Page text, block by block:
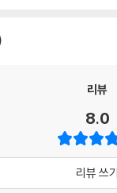
리뷰
8.0
리뷰 쓰